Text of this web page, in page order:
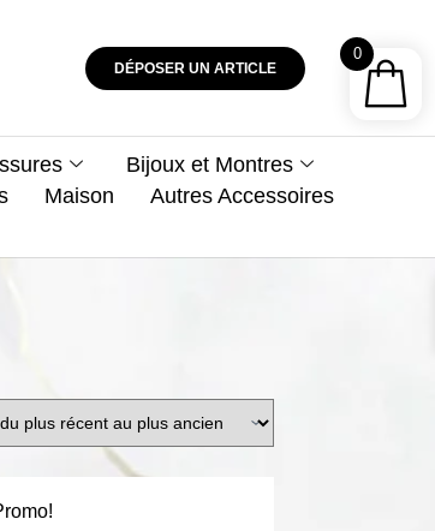
DÉPOSER UN ARTICLE
Bijoux et Montres
Maison
Autres Accessoires
0